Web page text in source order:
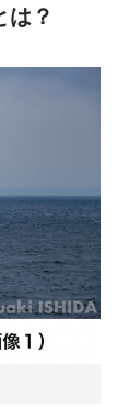
は？